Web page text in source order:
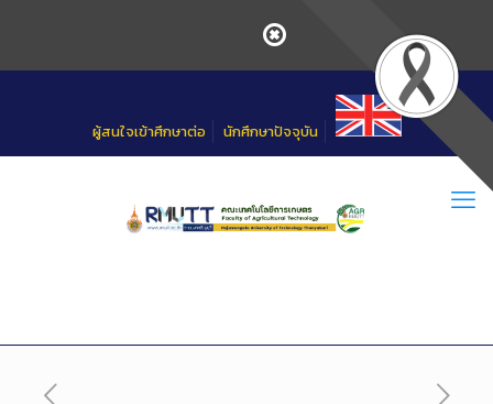
ผู้สนใจเข้าศึกษาต่อ นักศึกษาปัจจุบัน